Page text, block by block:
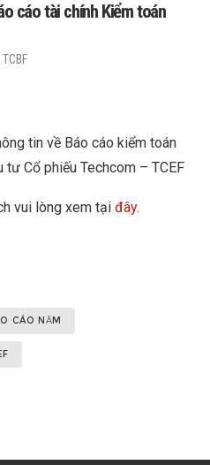
cáo tài chính Kiểm toán
tin về Báo cáo kiểm toán
Cổ phiếu Techcom – TCEF
vui lòng xem tại đây.
CÁO NĂM